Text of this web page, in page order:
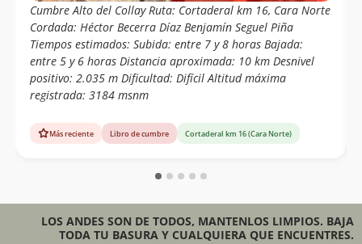
Cumbre Alto del Collay Ruta: Cortaderal km 16, Cara Norte
Cordada: Héctor Becerra Díaz Benjamín Seguel Piña
Tiempos estimados: Subida: entre 7 y 8 horas Bajada:
entre 5 y 6 horas Distancia aproximada: 10 km Desnivel
positivo: 2.035 m Dificultad: Difícil Altitud máxima
registrada: 3184 msnm
Más reciente Libro de cumbre Cortaderal km 16 (Cara Norte)
LOS ANDES SON DE TODOS, MANTENLOS LIMPIOS. BAJA
TODA TU BASURA Y CUALQUIERA QUE ENCUENTRES.